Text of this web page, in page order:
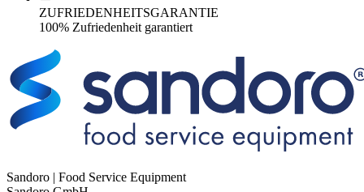
ZUFRIEDENHEITSGARANTIE
100% Zufriedenheit garantiert
Sandoro | Food Service Equipment